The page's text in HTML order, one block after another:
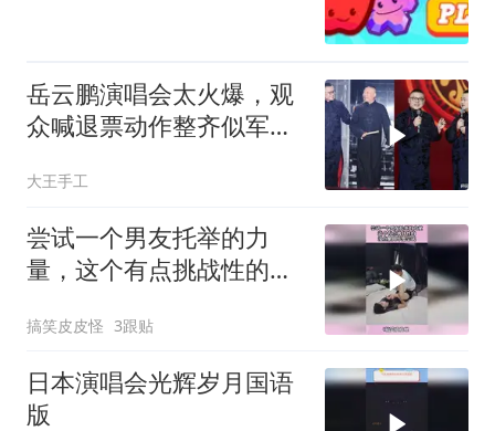
岳云鹏演唱会太火爆，观
众喊退票动作整齐似军
大王手工
尝试一个男友托举的力
量，这个有点挑战性的，
搞笑皮皮怪 3跟贴
日本演唱会光辉岁月国语
版